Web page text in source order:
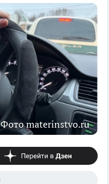
Фото materinstvo.ru